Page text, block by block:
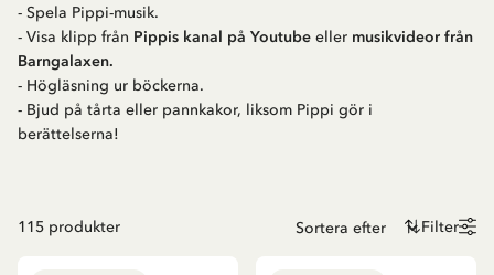
- Spela Pippi-musik.
- Visa klipp från Pippis kanal på Youtube eller musikvideor från
Barngalaxen.
- Högläsning ur böckerna.
- Bjud på tårta eller pannkakor, liksom Pippi gör i
berättelserna!
115 produkter Filter